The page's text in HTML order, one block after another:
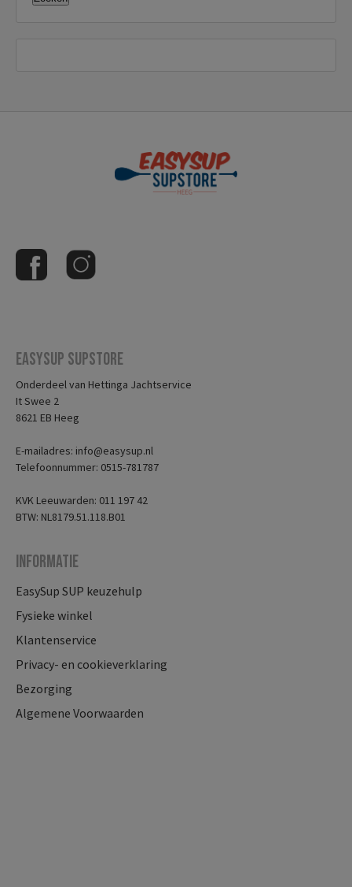
Easysup Supstore
Onderdeel van Hettinga Jachtservice
It Swee 2
8621 EB Heeg
E-mailadres: info@easysup.nl
Telefoonnummer: 0515-781787
KVK Leeuwarden: 011 197 42
BTW: NL8179.51.118.B01
Informatie
EasySup SUP keuzehulp
Fysieke winkel
Klantenservice
Privacy- en cookieverklaring
Bezorging
Algemene Voorwaarden